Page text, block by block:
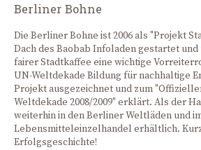
Berliner Bohne
Die Berliner Bohne ist 2006 als "Projekt
Dach des Baobab Infoladen gestartet
fairer Stadtkaffee eine wichtige
UN-Weltdekade Bildung für nachhaltige
Projekt ausgezeichnet und zum
Weltdekade 2008/2009" erklärt. Als der
weiterhin in den Berliner Weltläden und
Lebensmitteleinzelhandel erhältlich.
Erfolgsgeschichte!